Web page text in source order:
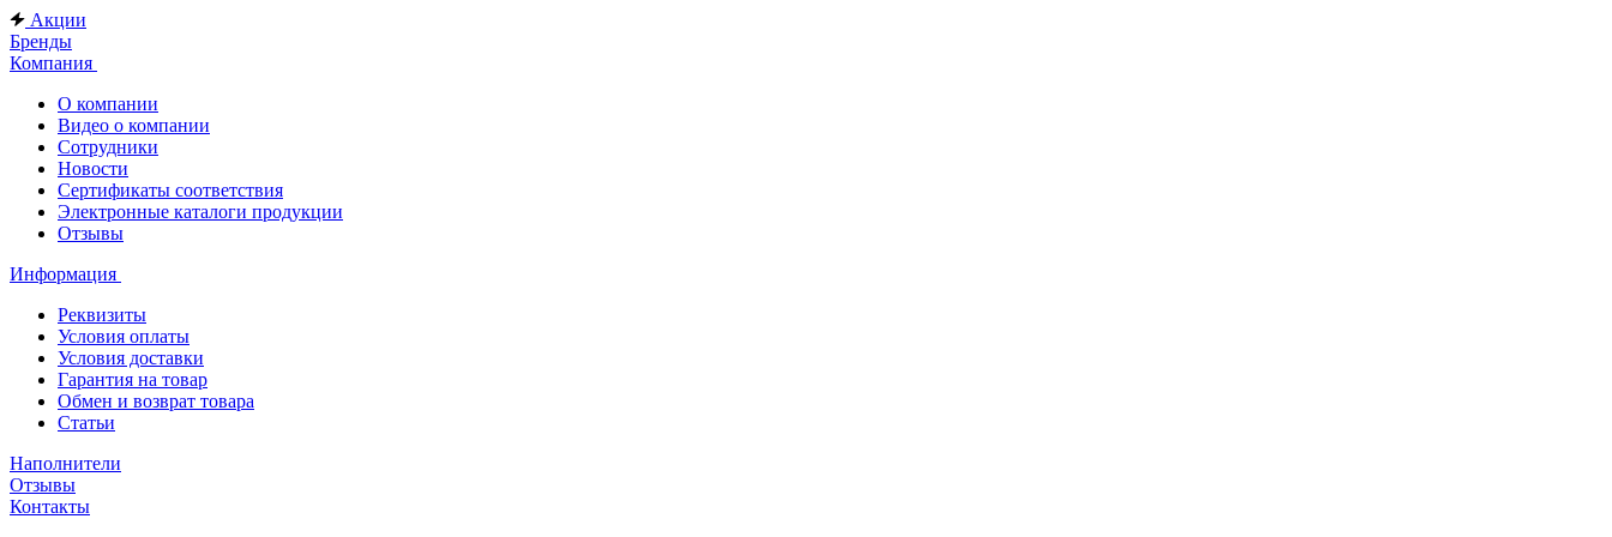
Акции
Бренды
Компания
О компании
Видео о компании
Сотрудники
Новости
Сертификаты соответствия
Электронные каталоги продукции
Отзывы
Информация
Реквизиты
Условия оплаты
Условия доставки
Гарантия на товар
Обмен и возврат товара
Статьи
Наполнители
Отзывы
Контакты